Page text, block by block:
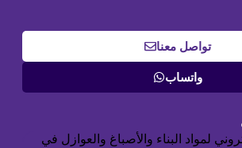
تواصل معنا
واتساب